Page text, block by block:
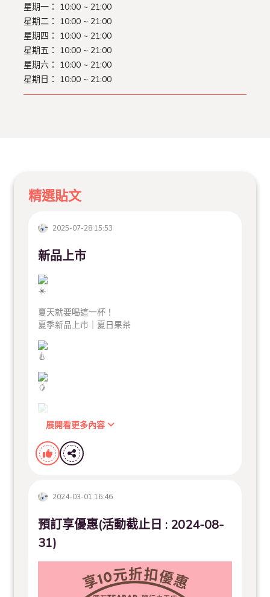
星期一： 10:00 ~ 21:00
星期二： 10:00 ~ 21:00
星期四： 10:00 ~ 21:00
星期五： 10:00 ~ 21:00
星期六： 10:00 ~ 21:00
星期日： 10:00 ~ 21:00
精選貼文
2025-07-28 15:53
新品上市
夏天就要喝這一杯！
夏季新品上市｜夏日果茶
酸甜果香 × 清新茉香綠茶
一入口就是夏天的味道～
加入多種水果原汁與特選果醬，
果香與茶香層層交織，喝起來清爽又解渴
絕對是夏天飲品的首選！
展開看更多內容
2024-03-01 16:46
預訂享優惠(活動截止日 : 2024-08-
31)